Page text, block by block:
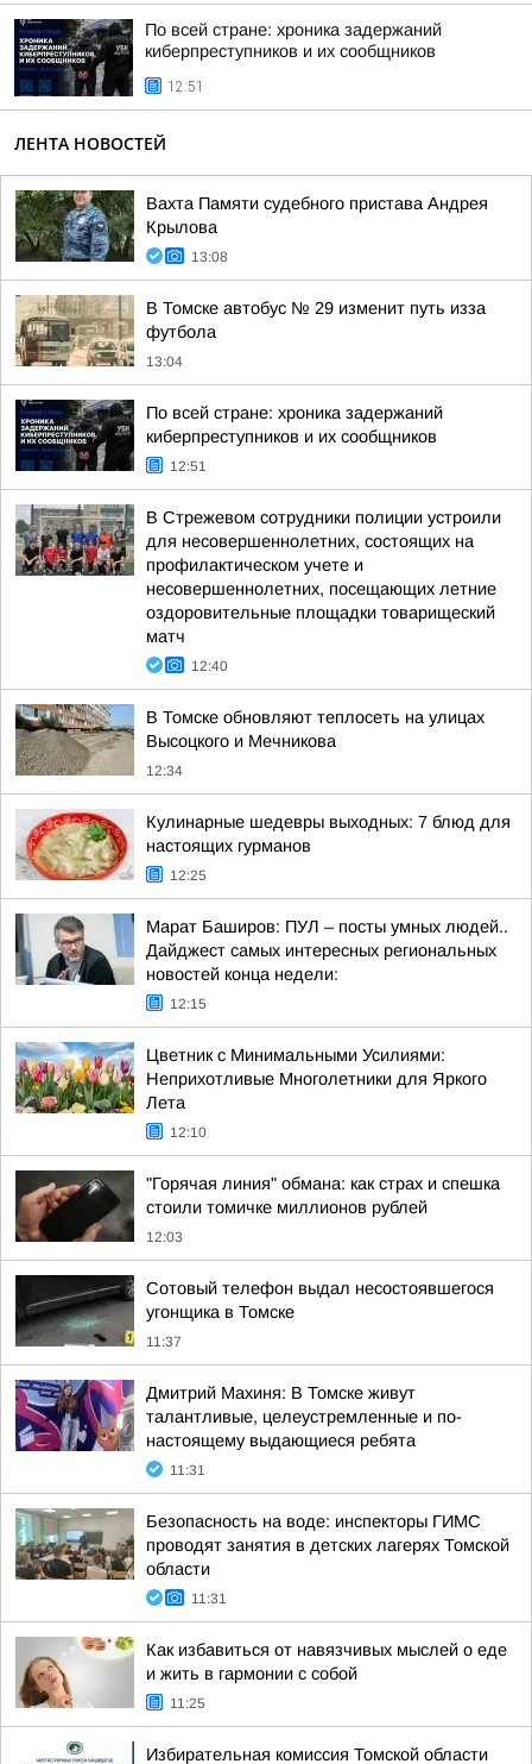
По всей стране: хроника задержаний
киберпреступников и их сообщников
12:51
ЛЕНТА НОВОСТЕЙ
Вахта Памяти судебного пристава Андрея
Крылова
13:08
В Томске автобус № 29 изменит путь изза
футбола
13:04
По всей стране: хроника задержаний
киберпреступников и их сообщников
12:51
В Стрежевом сотрудники полиции устроили
для несовершеннолетних, состоящих на
профилактическом учете и
несовершеннолетних, посещающих летние
оздоровительные площадки товарищеский
матч
12:40
В Томске обновляют теплосеть на улицах
Высоцкого и Мечникова
12:34
Кулинарные шедевры выходных: 7 блюд для
настоящих гурманов
12:25
Марат Баширов: ПУЛ – посты умных людей..
Дайджест самых интересных региональных
новостей конца недели:
12:15
Цветник с Минимальными Усилиями:
Неприхотливые Многолетники для Яркого
Лета
12:10
"Горячая линия" обмана: как страх и спешка
стоили томичке миллионов рублей
12:03
Сотовый телефон выдал несостоявшегося
угонщика в Томске
11:37
Дмитрий Махиня: В Томске живут
талантливые, целеустремленные и по-
настоящему выдающиеся ребята
11:31
Безопасность на воде: инспекторы ГИМС
проводят занятия в детских лагерях Томской
области
11:31
Как избавиться от навязчивых мыслей о еде
и жить в гармонии с собой
11:25
Избирательная комиссия Томской области